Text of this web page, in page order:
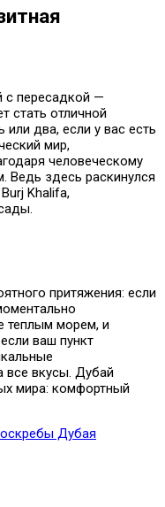
с пересадкой —
стать отличной
два, если у вас есть
мир,
человеческому
Ведь здесь раскинулся
Khalifa,
притяжения: если
теплым морем, и
ваш пункт
все вкусы. Дубай
мира: комфортный